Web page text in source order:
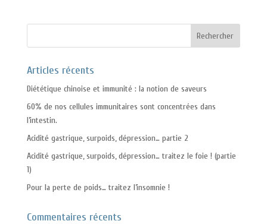
Articles récents
Diététique chinoise et immunité : la notion de saveurs
60% de nos cellules immunitaires sont concentrées dans
l’intestin.
Acidité gastrique, surpoids, dépression… partie 2
Acidité gastrique, surpoids, dépression… traitez le foie ! (partie
1)
Pour la perte de poids… traitez l’insomnie !
Commentaires récents